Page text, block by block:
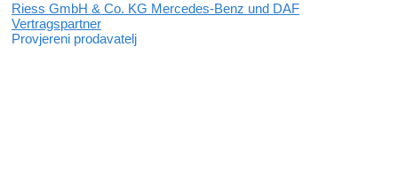
Headunit Europa/GUS-Staaten/Mongolei
Weitere Merkmale
AEJ X4/1
Riess GmbH & Co. KG Mercedes-Benz und DAF
Vertragspartner
Provjereni prodavatelj